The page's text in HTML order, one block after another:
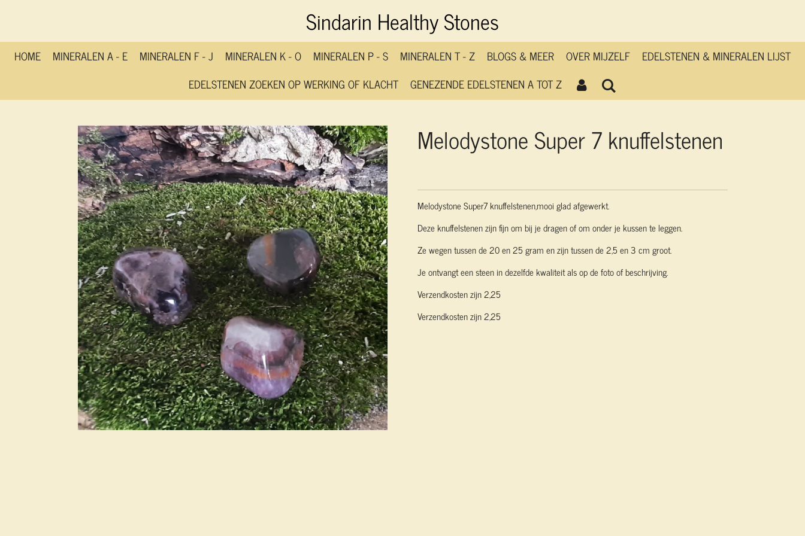
de
hoofdinhoud
Sindarin Healthy Stones
HOME MINERALEN A - E MINERALEN F - J MINERALEN K - O MINERALEN P - S MINERALEN T - Z BLOGS & MEER OVER MIJZELF
EDELSTENEN & MINERALEN LIJST
EDELSTENEN ZOEKEN OP WERKING OF KLACHT
GENEZENDE EDELSTENEN A TOT Z
Melodystone Super 7 knuffelstenen
Melodystone Super7 knuffelstenen,mooi glad afgewerkt.
Deze knuffelstenen zijn fijn om bij je dragen of om onder je kussen te leggen.
Ze wegen tussen de 20 en 25 gram en zijn tussen de 2,5 en 3 cm groot.
Je ontvangt een steen in dezelfde kwaliteit als op de foto of beschrijving.
Verzendkosten zijn 2,25
Verzendkosten zijn 2,25